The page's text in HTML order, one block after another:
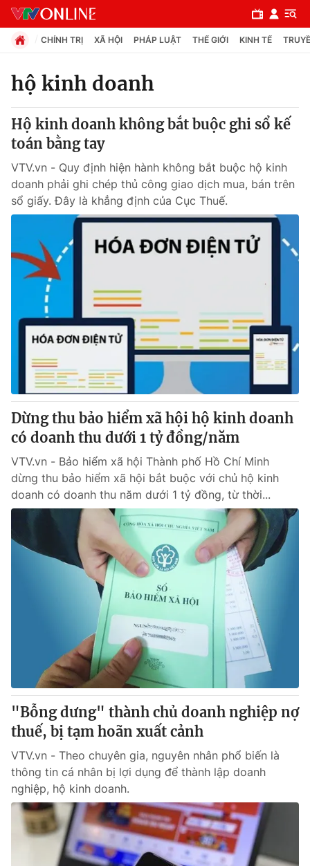
Chuyên mục
Chính trị
Xã hội
Pháp luật
Y tế
Thế giới
Tin tức
Thế giới đó đây
Câu chuyện quốc tế
Kinh tế
Tài chính
Thị trường
Góc doanh nghiệp
Dữ liệu và đời sống
Truyền hình
Hậu trường
Nhân vật
Giải sao mai
Giải trí
Điện ảnh
Âm nhạc
Sao
Đời sống
Làm đẹp
Chất lượng cuộc sống
Giáo dục
Tuyển sinh
Hitech Công nghệ tương lai
Thị trường
Tư vấn
Giao lưu trực tuyến
Lịch phát sóng
Chuyên mục khác
Emagazine Podcast
Photo Infographic
Video Shorts video
VTV Money VTV Thể thao
CHÍNH TRỊ XÃ HỘI PHÁP LUẬT THẾ GIỚI KINH TẾ
hộ kinh doanh
Hộ kinh doanh không bắt buộc ghi sổ kế
toán bằng tay
VTV.vn - Quy định hiện hành không bắt buộc hộ kinh
doanh phải ghi chép thủ công giao dịch mua, bán trên
sổ giấy. Đây là khẳng định của Cục Thuế.
Dừng thu bảo hiểm xã hội hộ kinh doanh
có doanh thu dưới 1 tỷ đồng/năm
VTV.vn - Bảo hiểm xã hội Thành phố Hồ Chí Minh
dừng thu bảo hiểm xã hội bắt buộc với chủ hộ kinh
doanh có doanh thu năm dưới 1 tỷ đồng, từ thời...
"Bỗng dưng" thành chủ doanh nghiệp nợ
thuế, bị tạm hoãn xuất cảnh
VTV.vn - Theo chuyên gia, nguyên nhân phổ biến là
thông tin cá nhân bị lợi dụng để thành lập doanh
nghiệp, hộ kinh doanh.